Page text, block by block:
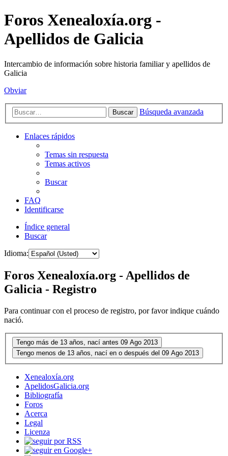
Foros Xenealoxía.org -
Apellidos de Galicia
Intercambio de información sobre historia familiar y apellidos de
Galicia
Obviar
Buscar Búsqueda avanzada
Enlaces rápidos
Temas sin respuesta
Temas activos
Buscar
FAQ
Identificarse
Índice general
Buscar
Idioma:
Foros Xenealoxía.org - Apellidos de
Galicia - Registro
Para continuar con el proceso de registro, por favor indique cuándo
nació.
Xenealoxía.org
ApelidosGalicia.org
Bibliografía
Foros
Acerca
Legal
Licenza